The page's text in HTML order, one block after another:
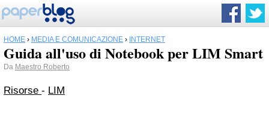
HOME › MEDIA E COMUNICAZIONE › INTERNET
Guida all'uso di Notebook per LIM Smart
Da Maestro Roberto
Risorse - LIM